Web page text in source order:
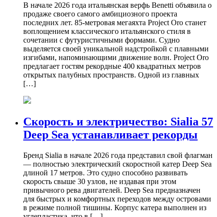
В начале 2026 года итальянская верфь Benetti объявила о
продаже своего самого амбициозного проекта
последних лет. 85-метровая мегаяхта Project Oro станет
воплощением классического итальянского стиля в
сочетании с футуристичными формами. Судно
выделяется своей уникальной надстройкой с плавными
изгибами, напоминающими движение волн. Project Oro
предлагает гостям рекордные 400 квадратных метров
открытых палубных пространств. Одной из главных
[…]
Скорость и электричество: Sialia 57
Deep Sea устанавливает рекорды
Бренд Sialia в начале 2026 года представил свой флагман
— полностью электрический скоростной катер Deep Sea
длиной 17 метров. Это судно способно развивать
скорость свыше 30 узлов, не издавая при этом
привычного рева двигателей. Deep Sea предназначен
для быстрых и комфортных переходов между островами
в режиме полной тишины. Корпус катера выполнен из